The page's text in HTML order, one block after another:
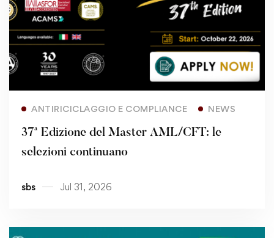
ANTIRICICLAGGIO E COMPLIANCE NEWS
37ª Edizione del Master AML/CFT: le
selezioni continuano
sbs Jul 31, 2026